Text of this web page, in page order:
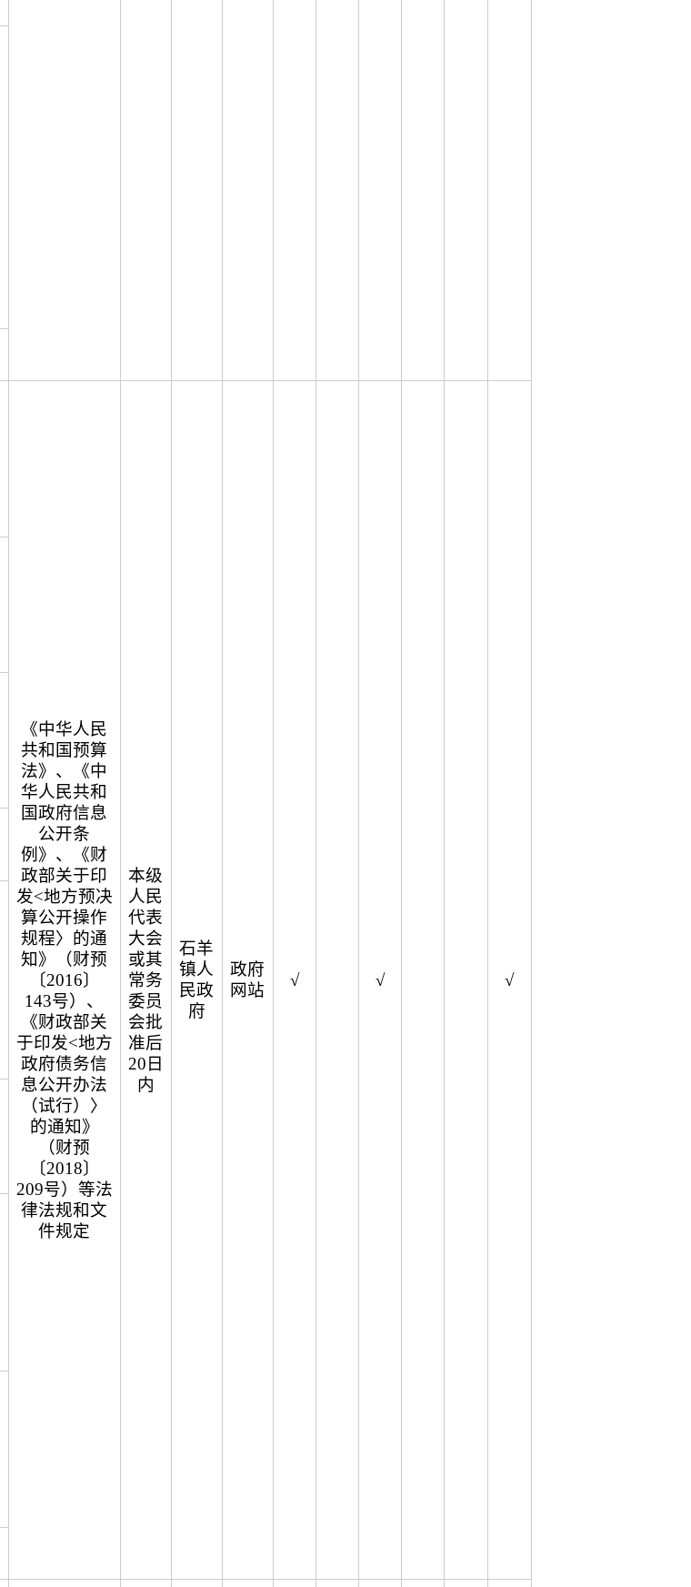
《中华人民
共和国预算
法》、《中
华人民共和
国政府信息
公开条
例》、《财
政部关于印
发<地方预决
算公开操作
规程〉的通
知》（财预
〔2016〕
143号）、
《财政部关
于印发<地方
政府债务信
息公开办法
（试行）〉
的通知》
（财预
〔2018〕
209号）等法
律法规和文
件规定
本级
人民
代表
大会
或其
常务
委员
会批
准后
20日
内
石羊
镇人
民政
府
政府
网站
√ √ √